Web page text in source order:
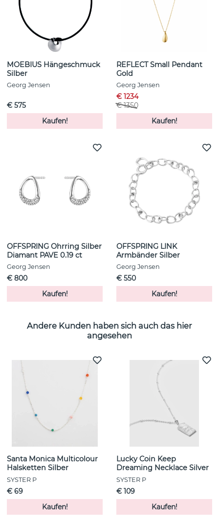
MOEBIUS Hängeschmuck
Silber
Georg Jensen
€ 575
Kaufen!
REFLECT Small Pendant
Gold
Georg Jensen
€ 1234
€ 1350
Kaufen!
OFFSPRING Ohrring Silber
Diamant PAVE 0.19 ct
Georg Jensen
€ 800
Kaufen!
OFFSPRING LINK
Armbänder Silber
Georg Jensen
€ 550
Kaufen!
Andere Kunden haben sich auch das hier
angesehen
Santa Monica Multicolour
Halsketten Silber
SYSTER P
€ 69
Kaufen!
Lucky Coin Keep
Dreaming Necklace Silver
SYSTER P
€ 109
Kaufen!